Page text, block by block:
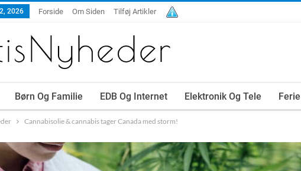
2026 Forside Om Siden Tilføj Artikler
Børn Og Familie EDB Og Internet Elektronik Og Tele
Cannabisolie & cannabis tager Canada med storm!